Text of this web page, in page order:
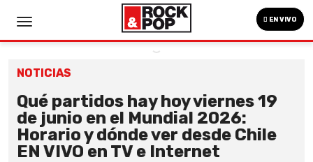
EN VIVO
NOTICIAS
Qué partidos hay hoy viernes 19
de junio en el Mundial 2026:
Horario y dónde ver desde Chile
EN VIVO en TV e Internet